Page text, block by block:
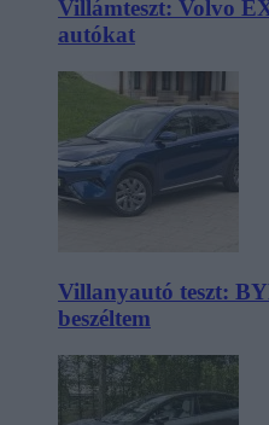
Villámteszt: Volvo
autókat
Villanyautó teszt:
beszéltem